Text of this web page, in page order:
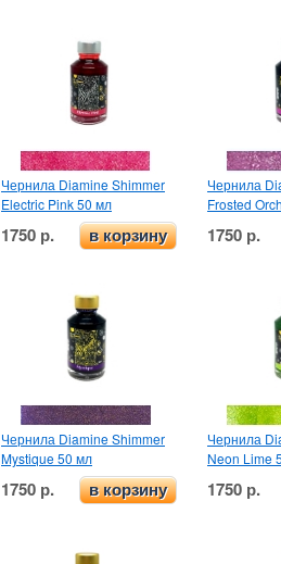
Чернила Diamine Shimmer
Electric Pink 50 мл
1750 р. в корзину
Чернила
Frosted
1750 р.
Чернила Diamine Shimmer
Mystique 50 мл
1750 р. в корзину
Чернила
Neon Lime
1750 р.